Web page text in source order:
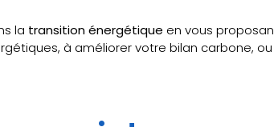
la transition énergétique en vous
à améliorer votre bilan carbone,